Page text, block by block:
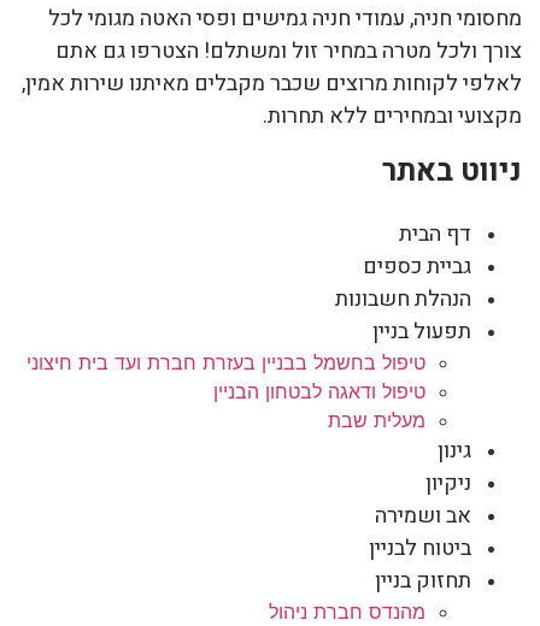
מחסומי חניה, עמודי חניה גמישים ופסי האטה מגומי לכל
צורך ולכל מטרה במחיר זול ומשתלם! הצטרפו גם אתם
לאלפי לקוחות מרוצים שכבר מקבלים מאיתנו שירות אמין,
מקצועי ובמחירים ללא תחרות.
ניווט באתר
דף הבית
גביית כספים
הנהלת חשבונות
תפעול בניין
טיפול בחשמל בבניין בעזרת חברת ועד בית חיצוני
טיפול ודאגה לבטחון הבניין
מעלית שבת
גינון
ניקיון
אב ושמירה
ביטוח לבניין
תחזוק בניין
מהנדס חברת ניהול